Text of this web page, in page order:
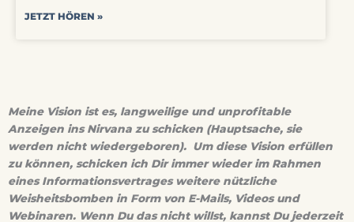
JETZT HÖREN »
Meine Vision ist es, langweilige und unprofitable
Anzeigen ins Nirvana zu schicken (Hauptsache, sie
werden nicht wiedergeboren). Um diese Vision erfüllen
zu können, schicken ich Dir immer wieder im Rahmen
eines Informationsvertrages weitere nützliche
Weisheitsbomben in Form von E-Mails, Videos und
Webinaren. Wenn Du das nicht willst, kannst Du jederzeit